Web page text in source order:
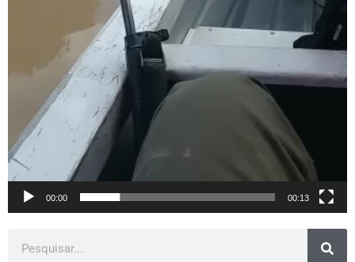
00:00 00:13